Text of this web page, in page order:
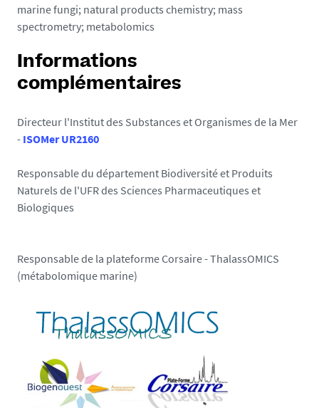
marine fungi; natural products chemistry; mass
spectrometry; metabolomics
Informations
complémentaires
Directeur l'Institut des Substances et Organismes de la Mer
- ISOMer UR2160
Responsable du département Biodiversité et Produits
Naturels de l'UFR des Sciences Pharmaceutiques et
Biologiques
Responsable de la plateforme Corsaire - ThalassOMICS
(métabolomique marine)